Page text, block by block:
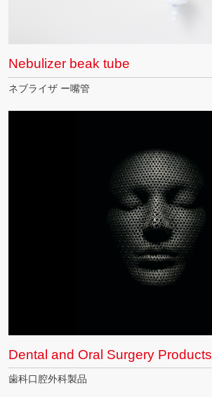
Nebulizer beak tube
ネブライザ ー嘴管
Dental and Oral Surgery Products
歯科口腔外科製品